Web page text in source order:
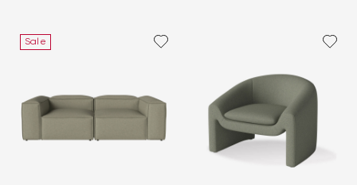
Sale